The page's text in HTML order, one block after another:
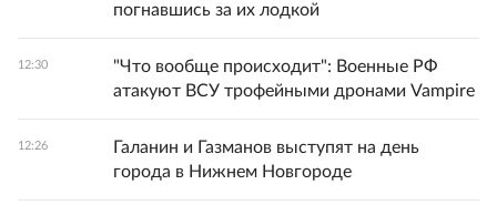
погнавшись за их лодкой
12:30
"Что вообще происходит": Военные РФ
атакуют ВСУ трофейными дронами Vampire
12:26
Галанин и Газманов выступят на день
города в Нижнем Новгороде